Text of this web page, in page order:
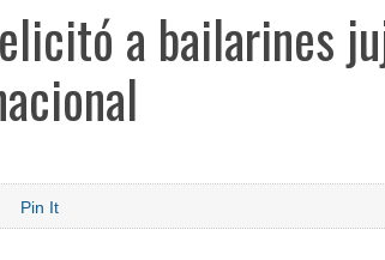
a bailarines
Pin It